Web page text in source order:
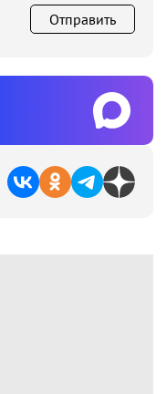
Отправить